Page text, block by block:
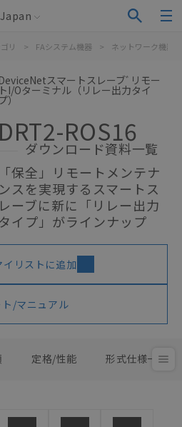
Japan
リ > FAシステム機器 > ネットワーク機器
DeviceNetスマートスレーブﾞリモー
トI/Oターミナル（リレー出力タイ
）
DRT2-ROS16
ダウンロード資料一覧
「保全」リモートメンテナ
ンスを実現するスマートス
レーブに新に「リレー出力
タイプ」がラインナップ
イリストに追加
/マニュアル
定格/性能 形式仕様一覧